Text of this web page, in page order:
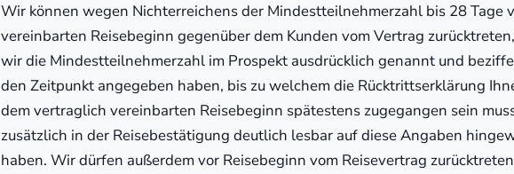
Wir können wegen Nichterreichens der Mindestteilnehmerzahl bis 28 Tage
vereinbarten Reisebeginn gegenüber dem Kunden vom Vertrag
wir die Mindestteilnehmerzahl im Prospekt ausdrücklich genannt und
den Zeitpunkt angegeben haben, bis zu welchem die Rücktrittserklärung
dem vertraglich vereinbarten Reisebeginn spätestens zugegangen sein
zusätzlich in der Reisebestätigung deutlich lesbar auf diese Angaben
haben. Wir dürfen außerdem vor Reisebeginn vom Reisevertrag